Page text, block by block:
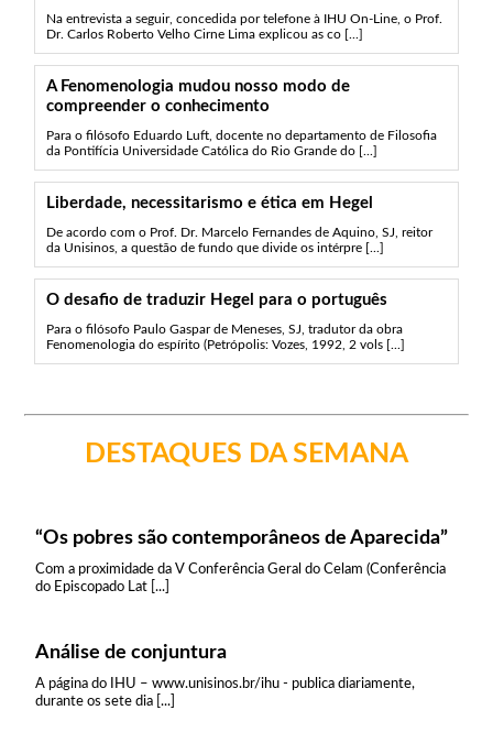
Na entrevista a seguir, concedida por telefone à IHU On-Line, o Prof.
Dr. Carlos Roberto Velho Cirne Lima explicou as co [...]
A Fenomenologia mudou nosso modo de
compreender o conhecimento
Para o filósofo Eduardo Luft, docente no departamento de Filosofia
da Pontifícia Universidade Católica do Rio Grande do [...]
Liberdade, necessitarismo e ética em Hegel
De acordo com o Prof. Dr. Marcelo Fernandes de Aquino, SJ, reitor
da Unisinos, a questão de fundo que divide os intérpre [...]
O desafio de traduzir Hegel para o português
Para o filósofo Paulo Gaspar de Meneses, SJ, tradutor da obra
Fenomenologia do espírito (Petrópolis: Vozes, 1992, 2 vols [...]
DESTAQUES DA SEMANA
“Os pobres são contemporâneos de Aparecida”
Com a proximidade da V Conferência Geral do Celam (Conferência
do Episcopado Lat [...]
Análise de conjuntura
A página do IHU – www.unisinos.br/ihu - publica diariamente,
durante os sete dia [...]